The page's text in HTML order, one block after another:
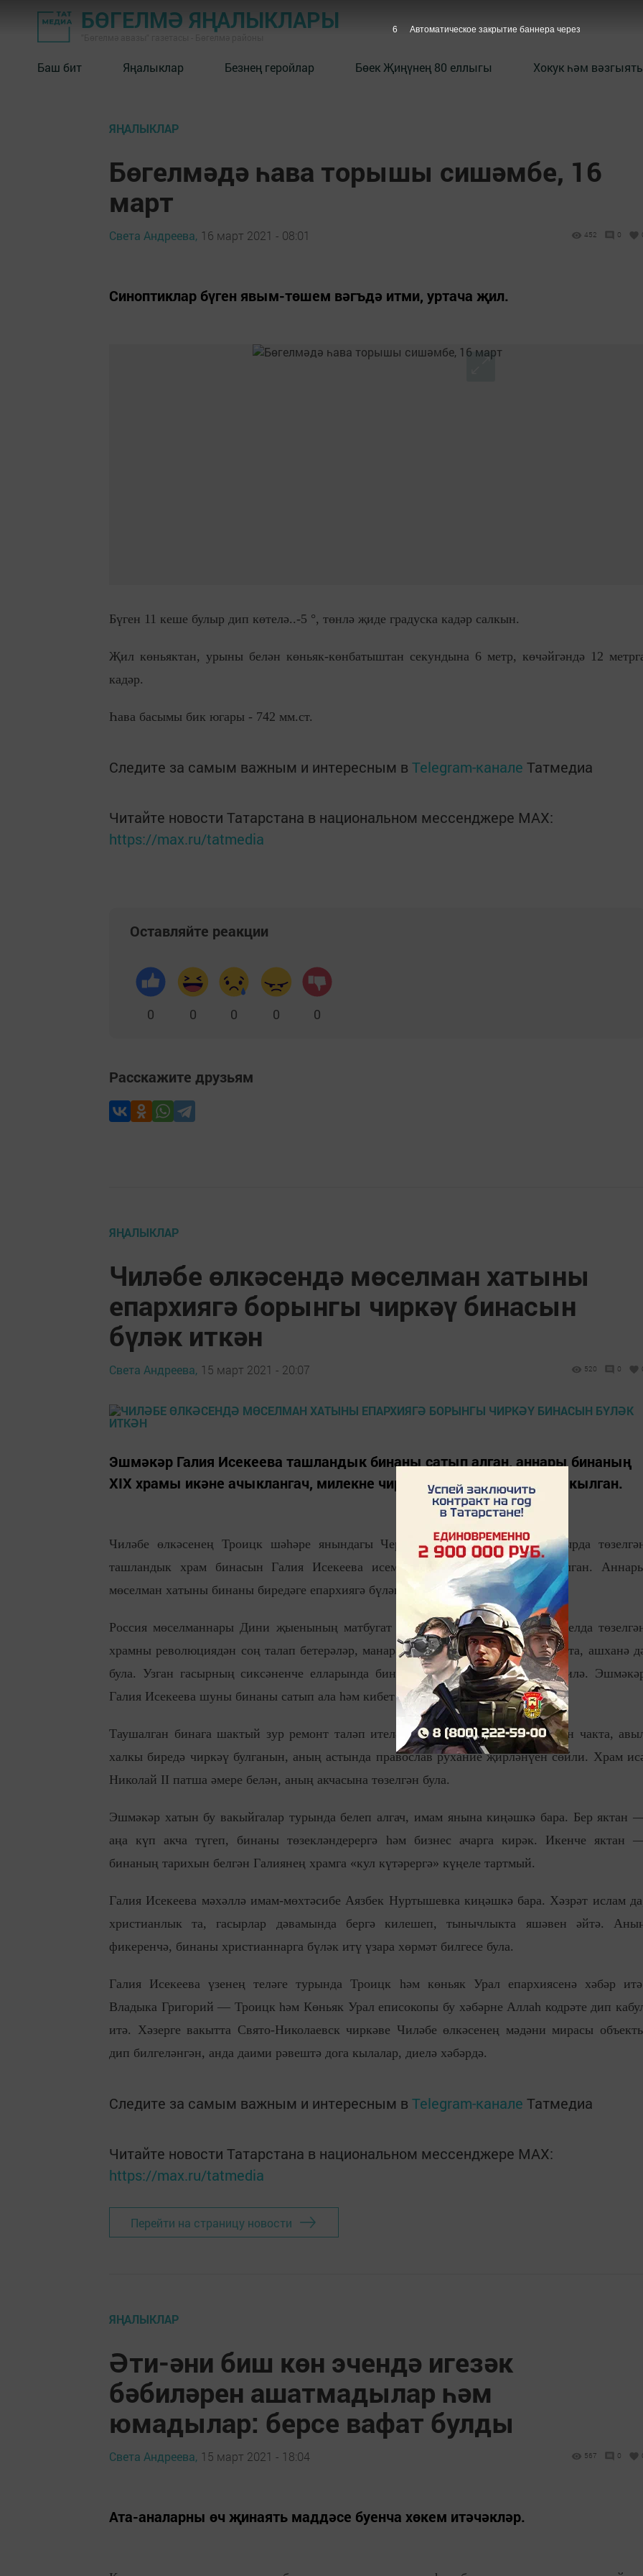
БӨГЕЛМӘ ЯҢАЛЫКЛАРЫ
Баш бит Яңалыклар Безнең геройлар Бөек Җиңүнең 80 еллыгы Хокук һәм вәзгыять
ЯҢАЛЫКЛАР
Бөгелмәдә һава торышы сишәмбе, 16
март
Света Андреева, 16 март 2021 - 08:01 452 0
Синоптиклар бүген явым-төшем вәгъдә итми, уртача җил.
Бүген 11 кеше булыр дип көтелә..-5 °, төнлә җиде градуска кадәр салкын.
Җил көньяктан, урыны белән көньяк-көнбатыштан секундына 6 метр, көчәйгәндә 12
кадәр.
Һава басымы бик югары - 742 мм.ст.
Следите за самым важным и интересным в Telegram-канале Татмедиа
Читайте новости Татарстана в национальном мессенджере MАХ:
https://max.ru/tatmedia
Оставляйте реакции
0 0 0 0 0
Расскажите друзьям
ЯҢАЛЫКЛАР
Чиләбе өлкәсендә мөселман хатыны
епархиягә борынгы чиркәү бинасын
бүләк иткән
Света Андреева, 15 март 2021 - 20:07 520 0
Эшмәкәр Галия Исекеева ташландык бинаны сатып алган, аннары бинаның
XIX храмы икәне ачыклангач, милекне чиркәүгә кайтарырга карар кылган.
Чиләбе өлкәсенең Троицк шәһәре янындагы Черноречье авылында XIX гасырда
ташландык храм бинасын Галия Исекеева исемле эшмәкәр хатын сатып алган.
мөселман хатыны бинаны биредәге епархиягә бүләк итәргә карар кылган.
Россия мөселманнары Дини җыенының матбугат хезмәте хәбәр иткәнчә, 1895 елда
храмны революциядән соң талап бетерәләр, манараларын сүтәләр, биредә склад та, ашханә
була. Узган гасырның сиксәненче елларында бина таушалып, яраксыз хәлгә килә.
Галия Исекеева шуны бинаны сатып ала һәм кибет ачарга тели.
Таушалган бинага шактый зур ремонт таләп ителә. Галия Исекеева акча эзләгән чакта,
халкы биредә чиркәү булганын, аның астында православ рухание җирләнүен сөйли. Храм
Николай II патша әмере белән, аның акчасына төзелгән була.
Эшмәкәр хатын бу вакыйгалар турында белеп алгач, имам янына киңәшкә бара. Бер яктан
аңа күп акча түгеп, бинаны төзекләндерергә һәм бизнес ачарга кирәк. Икенче яктан
бинаның тарихын белгән Галиянең храмга «кул күтәрергә» күңеле тартмый.
Галия Исекеева мәхәллә имам-мөхтәсибе Аязбек Нуртышевка киңәшкә бара. Хәзрәт ислам
христианлык та, гасырлар дәвамында бергә килешеп, тынычлыкта яшәвен әйтә.
фикеренчә, бинаны христианнарга бүләк итү үзара хөрмәт билгесе була.
Галия Исекеева үзенең теләге турында Троицк һәм көньяк Урал епархиясенә хәбәр
Владыка Григорий — Троицк һәм Көньяк Урал еписокопы бу хәбәрне Аллаһ кодрәте дип
итә. Хәзерге вакытта Свято-Николаевск чиркәве Чиләбе өлкәсенең мәдәни мирасы
дип билгеләнгән, анда даими рәвештә дога кылалар, диелә хәбәрдә.
Следите за самым важным и интересным в Telegram-канале Татмедиа
Читайте новости Татарстана в национальном мессенджере MАХ:
https://max.ru/tatmedia
Перейти на страницу новости
ЯҢАЛЫКЛАР
Әти-әни биш көн эчендә игезәк
бәбиләрен ашатмадылар һәм
юмадылар: берсе вафат булды
Света Андреева, 15 март 2021 - 18:04 567 0
Ата-аналарны өч җинаять маддәсе буенча хөкем итәчәкләр.
5 Автоматическое закрытие баннера через